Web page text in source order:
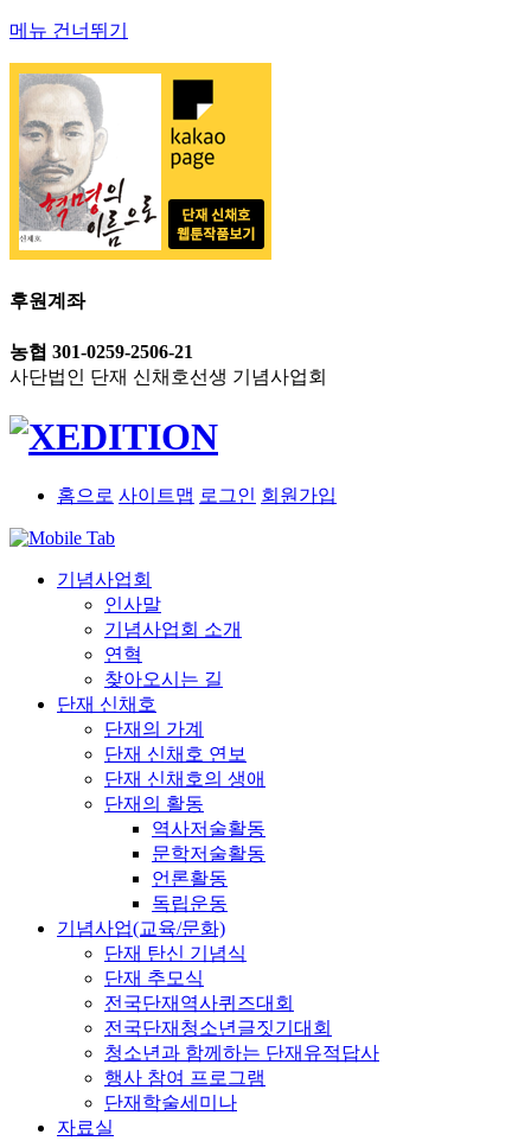
메뉴 건너뛰기
후원계좌
농협 301-0259-2506-21
사단법인 단재 신채호선생 기념사업회
홈으로 사이트맵 로그인 회원가입
기념사업회
인사말
기념사업회 소개
연혁
찾아오시는 길
단재 신채호
단재의 가계
단재 신채호 연보
단재 신채호의 생애
단재의 활동
역사저술활동
문학저술활동
언론활동
독립운동
기념사업(교육/문화)
단재 탄신 기념식
단재 추모식
전국단재역사퀴즈대회
전국단재청소년글짓기대회
청소년과 함께하는 단재유적답사
행사 참여 프로그램
단재학술세미나
자료실